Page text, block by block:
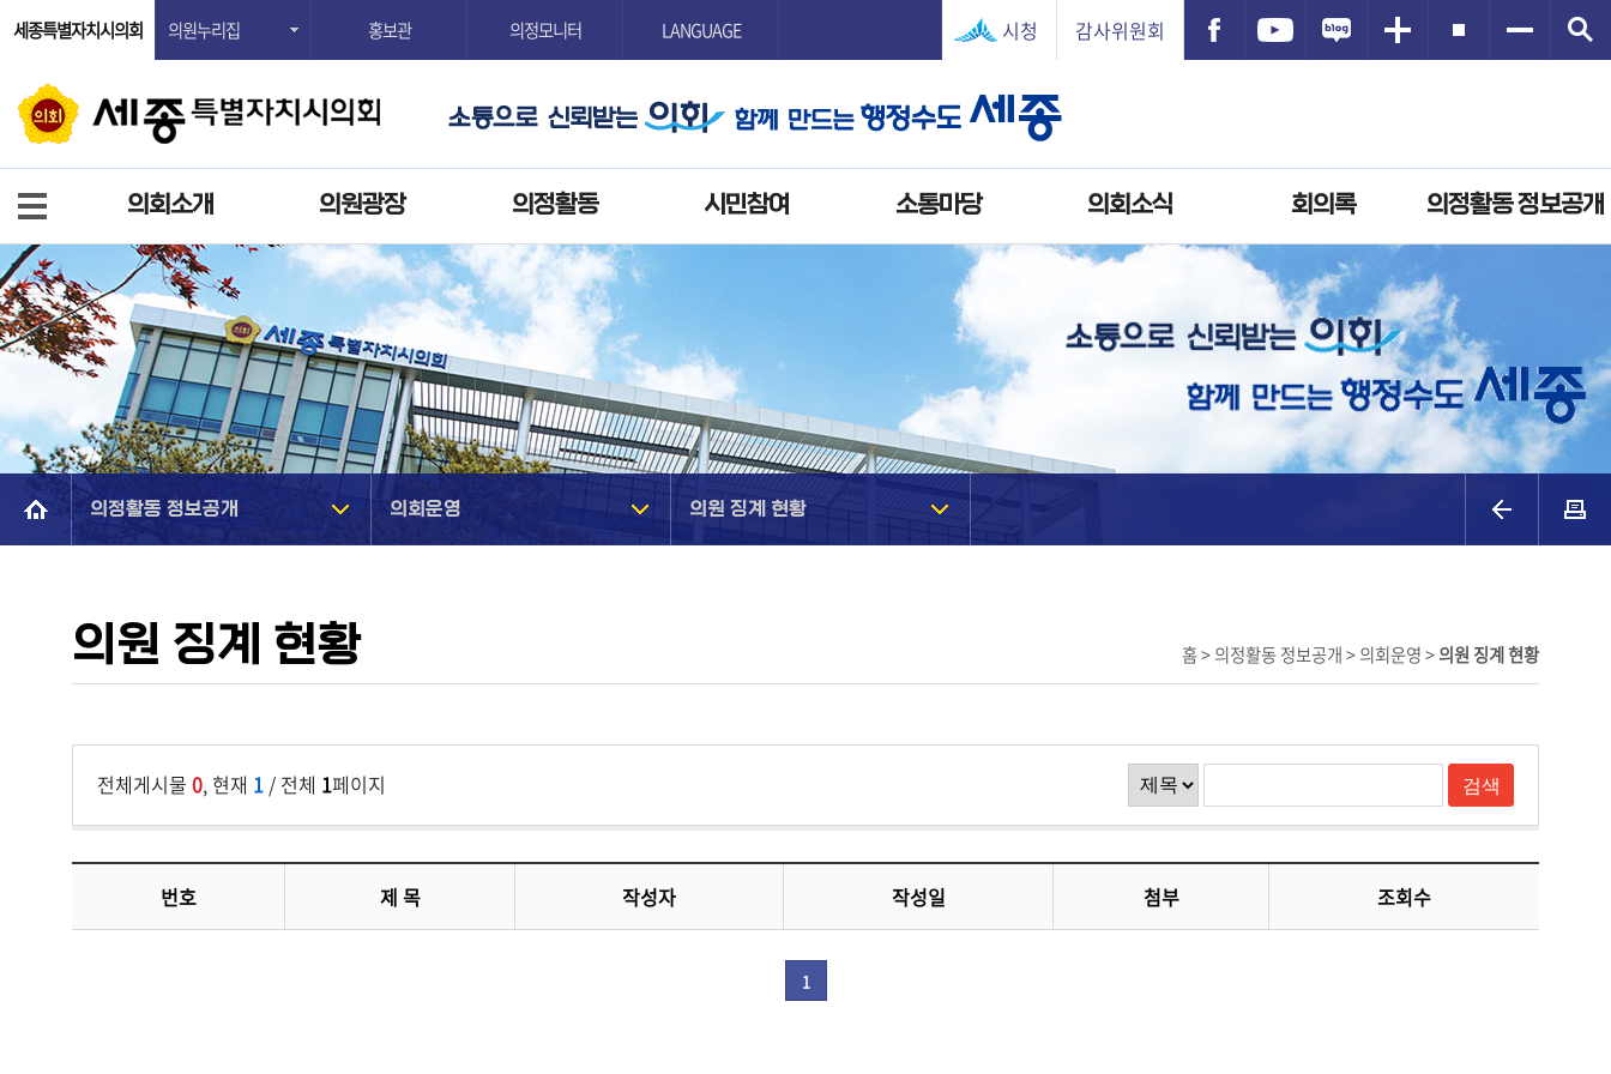
세종특별자치시의회 의원누리집 홍보관 의정모니터 LANGUAGE 시청 감사위원회
의회소개 의원광장 의정활동 시민참여 소통마당 의회소식 회의록 의정활동 정보공개
의정활동 정보공개 의회운영 의원 징계 현황
홈 > 의정활동 정보공개 > 의회운영 >의원 징계 현황
의원 징계 현황
전체게시물 0, 현재 1 / 전체 1페이지
번호 제 목 작성자 작성일 첨부 조회수
1